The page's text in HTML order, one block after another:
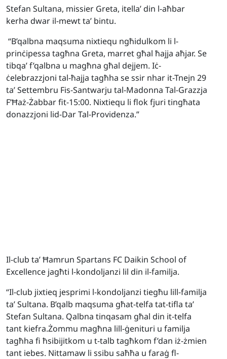
Stefan Sultana, missier Greta, itella’ din l-aħbar
kerha dwar il-mewt ta’ bintu.
“B’qalbna maqsuma nixtiequ ngħidulkom li l-
prinċipessa tagħna Greta, marret għal ħajja aħjar. Se
tibqa’ f’qalbna u magħna għal dejjem. Iċ-
ċelebrazzjoni tal-ħajja tagħha se ssir nhar it-Tnejn 29
ta’ Settembru Fis-Santwarju tal-Madonna Tal-Grazzja
F’Ħaż-Żabbar fit-15:00. Nixtiequ li flok fjuri tingħata
donazzjoni lid-Dar Tal-Providenza.”
Il-club ta’ Ħamrun Spartans FC Daikin School of
Excellence jagħti l-kondoljanzi lil din il-familja.
“Il-club jixtieq jesprimi l-kondoljanzi tiegħu lill-familja
ta’ Sultana. B’qalb maqsuma għat-telfa tat-tifla ta’
Stefan Sultana. Qalbna tinqasam għal din it-telfa
tant kiefra.Żommu magħna lill-ġenituri u familja
tagħha fi ħsibijitkom u t-talb tagħkom f’dan iż-żmien
tant iebes. Nittamaw li ssibu saħħa u faraġ fl-